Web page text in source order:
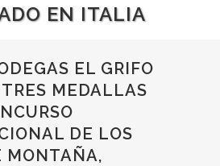
EN ITALIA
EL GRIFO
MEDALLAS
DE LOS
MONTAÑA,